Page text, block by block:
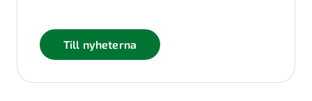
Till nyheterna